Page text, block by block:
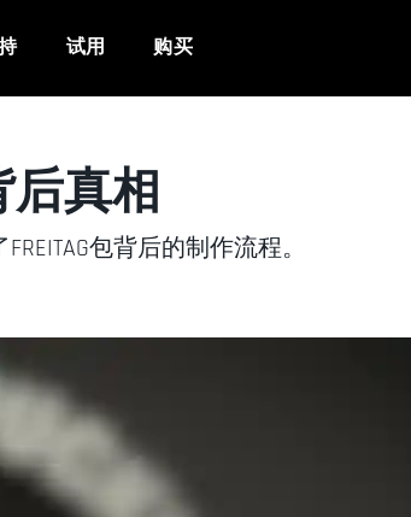
试用 购买
真相
包背后的制作流程。